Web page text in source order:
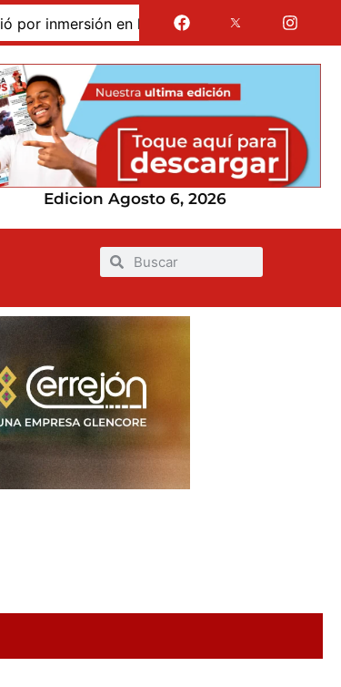
en las dunas de Taroa; su cuerpo
Edicion Agosto 6, 2026